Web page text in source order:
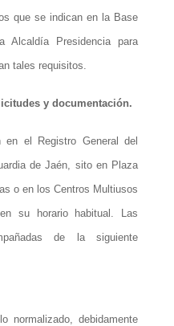
que se indican en la Base
Alcaldía Presidencia para
tales requisitos.
y documentación.
en el Registro General del
de Jaén, sito en Plaza
o en los Centros Multiusos
su horario habitual. Las
de la siguiente
normalizado, debidamente